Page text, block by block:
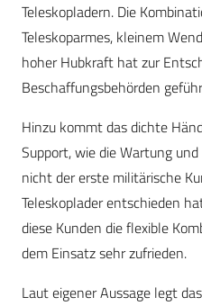
Teleskopladern. Die
Teleskoparmes, kleinem
hoher Hubkraft hat zur
Beschaffungsbehörden
Hinzu kommt das dichte
Support, wie die Wartung
nicht der erste militärische
Teleskoplader entschieden
diese Kunden die flexible
dem Einsatz sehr zufrieden.
Laut eigener Aussage legt